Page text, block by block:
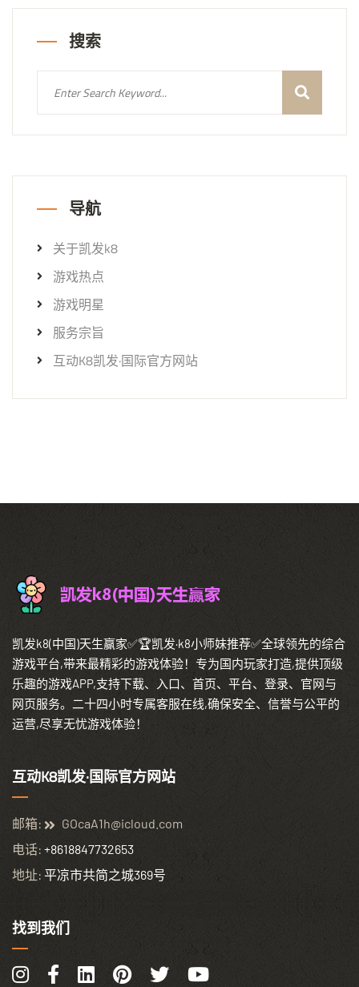
搜索
导航
关于凯发k8
游戏热点
游戏明星
服务宗旨
互动K8凯发·国际官方网站
凯发k8(中国)天生赢家✅🏆凯发·k8小师妹推荐✅全球领先的综合
游戏平台,带来最精彩的游戏体验！专为国内玩家打造,提供顶级
乐趣的游戏APP,支持下载、入口、首页、平台、登录、官网与
网页服务。二十四小时专属客服在线,确保安全、信誉与公平的
运营,尽享无忧游戏体验！
互动K8凯发·国际官方网站
邮箱:
GOcaA1h@icloud.com
电话: +8618847732653
地址: 平凉市共简之城369号
找到我们